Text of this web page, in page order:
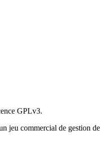
GPLv3.
jeu commercial de gestion de